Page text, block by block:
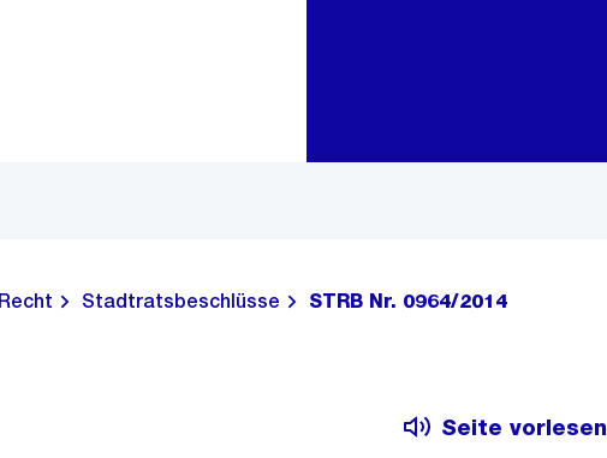
Stadtratsbeschlüsse STRB Nr. 0964/2014
Seite vorlesen